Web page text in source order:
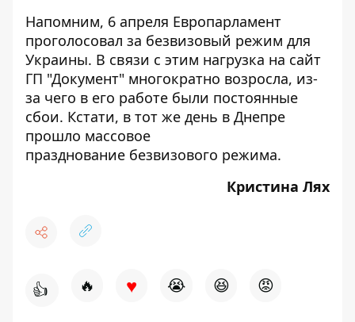
Напомним, 6 апреля Европарламент
проголосовал за безвизовый режим для
Украины. В связи с этим нагрузка на сайт
ГП "Документ" многократно возросла, из-
за чего в его работе были постоянные
сбои. Кстати, в тот же день в Днепре
прошло массовое
празднование безвизового режима.
Кристина Лях
👍 🔥 ♥ 😭 😆 😡